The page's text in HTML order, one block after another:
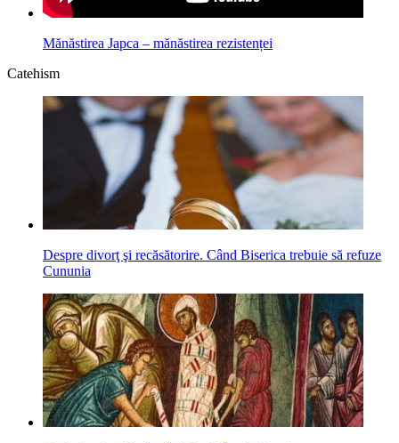
Mănăstirea Japca – mănăstirea rezistenței
Catehism
Despre divorţ şi recăsătorire. Când Biserica trebuie să refuze
Cununia